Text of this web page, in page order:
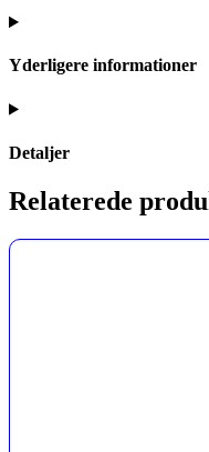
Yderligere informationer
Detaljer
Relaterede